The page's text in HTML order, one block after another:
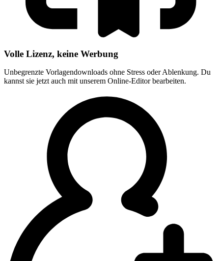
Volle Lizenz, keine Werbung
Unbegrenzte Vorlagendownloads ohne Stress oder Ablenkung. Du
kannst sie jetzt auch mit unserem Online-Editor bearbeiten.